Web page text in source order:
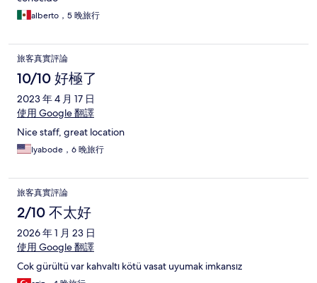
alberto，5 晚旅行
旅客真實評論
10/10 好極了
2023 年 4 月 17 日
使用 Google 翻譯
Nice staff, great location
Iyabode，6 晚旅行
旅客真實評論
2/10 不太好
2026 年 1 月 23 日
使用 Google 翻譯
Cok gürültü var kahvaltı kötü vasat uyumak imkansız